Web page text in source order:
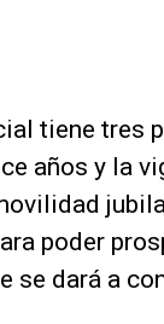
tiene tres
años y la
poder
se dará a